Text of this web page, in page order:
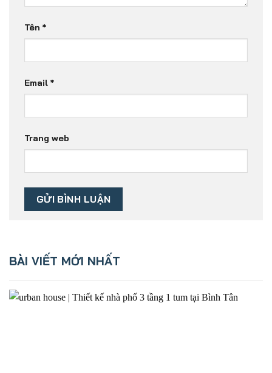
Tên *
Email *
Trang web
BÀI VIẾT MỚI NHẤT